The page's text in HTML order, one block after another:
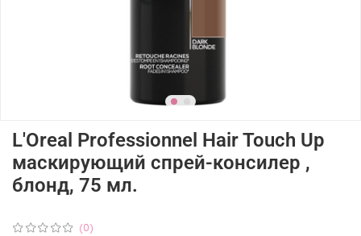
(0)
L'Oreal Professionnel Hair Touch Up
маскирующий спрей-консилер ,
блонд, 75 мл.